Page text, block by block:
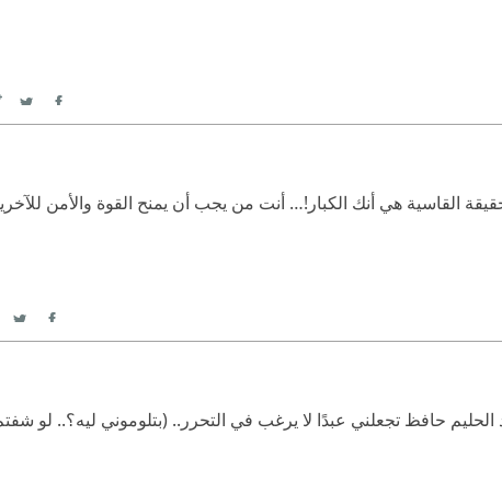
القاسية هي أنك الكبار!… أنت من يجب أن يمنح القوة والأمن
حافظ تجعلني عبدًا لا يرغب في التحرر.. (بتلوموني ليه؟.. لو